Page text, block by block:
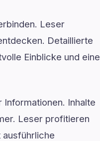
Leser
Detaillierte
Einblicke und eine
Inhalte
Leser profitieren